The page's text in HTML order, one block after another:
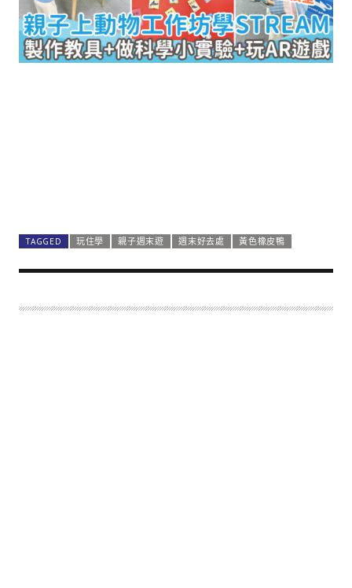
TAGGED 玩住學 親子週末遊 週末好去處 黃色橡皮鴨